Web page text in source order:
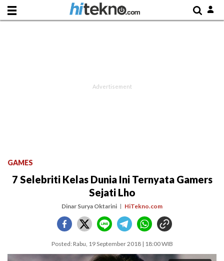
GAMES
7 Selebriti Kelas Dunia Ini Ternyata Gamers
Sejati Lho
Dinar Surya Oktarini HiTekno.com
Posted: Rabu, 19 September 2018 | 18:00 WIB